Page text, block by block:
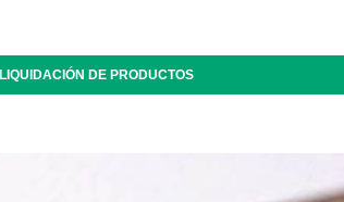
LIQUIDACIÓN DE PRODUCTOS